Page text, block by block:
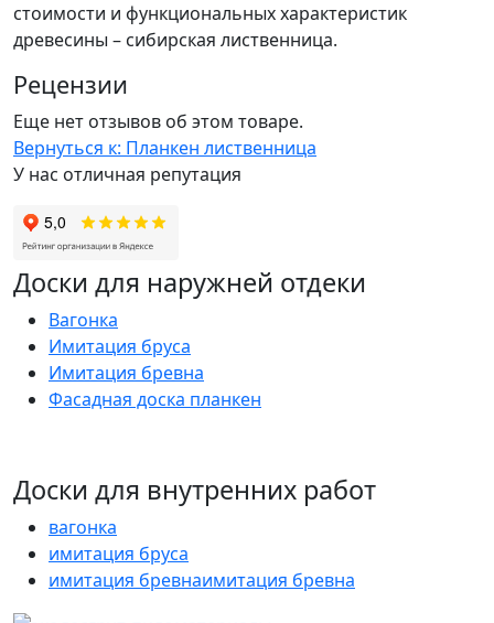
стоимости и функциональных характеристик
древесины – сибирская лиственница.
Рецензии
Еще нет отзывов об этом товаре.
Вернуться к: Планкен лиственница
У нас отличная репутация
Доски для наружней отдеки
Вагонка
Имитация бруса
Имитация бревна
Фасадная доска планкен
Доски для внутренних работ
вагонка
имитация бруса
имитация бревнаимитация бревна